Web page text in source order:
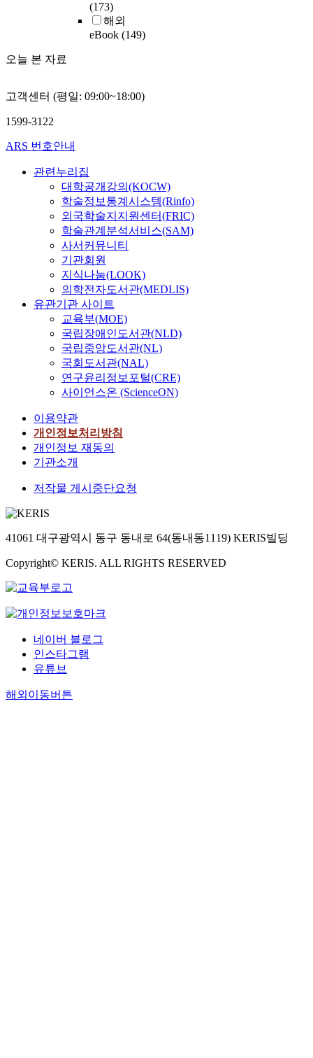
(173)
해외
eBook (149)
오늘 본 자료
고객센터 (평일: 09:00~18:00)
1599-3122
ARS 번호안내
관련누리집
대학공개강의(KOCW)
학술정보통계시스템(Rinfo)
외국학술지지원센터(FRIC)
학술관계분석서비스(SAM)
사서커뮤니티
기관회원
지식나눔(LOOK)
의학전자도서관(MEDLIS)
유관기관 사이트
교육부(MOE)
국립장애인도서관(NLD)
국립중앙도서관(NL)
국회도서관(NAL)
연구윤리정보포털(CRE)
사이언스온 (ScienceON)
이용약관
개인정보처리방침
개인정보 재동의
기관소개
저작물 게시중단요청
41061 대구광역시 동구 동내로 64(동내동1119) KERIS빌딩
Copyright© KERIS. ALL RIGHTS RESERVED
네이버 블로그
인스타그램
유튜브
해외이동버튼